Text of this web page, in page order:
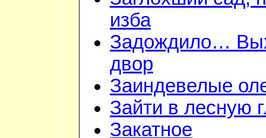
изба
Задождило…
двор
Заиндевелые
Зайти в лесную
Закатное